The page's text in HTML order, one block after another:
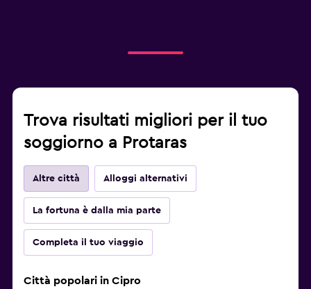
Trova risultati migliori per il tuo
soggiorno a Protaras
Altre città Alloggi alternativi
La fortuna è dalla mia parte
Completa il tuo viaggio
Città popolari in Cipro